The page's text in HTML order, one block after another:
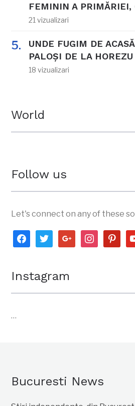
FEMININ A PRIMĂRIEI,
21 vizualizari
UNDE FUGIM DE
PALOȘI DE LA HOREZU
18 vizualizari
World
Follow us
Let's connect on any of these
facebooktwittergoogleinstagram
Instagram
…
Bucuresti News